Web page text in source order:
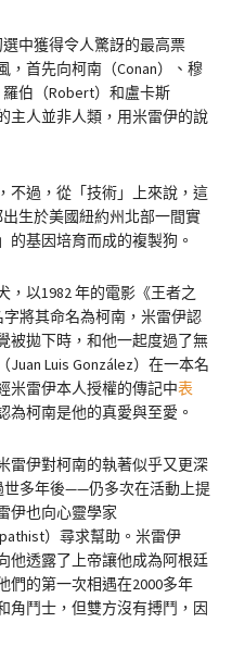
中獲得令人驚訝的最高票
，首先向柯南（Conan）、穆
伯（Robert）和盧卡斯
主人並非人類，用米雷伊的說
不過，從「技術」上來說，這
生於美國紐約州北部一間實
的基因培育而成的複製狗。
，以1982 年的電影《王者之
字將其命名為柯南，米雷伊認
被拋下時，和他一起度過了無
Luis González）在一本名
米雷伊本人授權的傳記中表
為柯南是他的真愛與至愛。
雷伊對柯南的執著似乎又更深
多年後——仍多次在活動上提
伊也向心靈學家
）尋求幫助。米雷伊
他透露了上帝讓他成為阿根廷
們的第一次相遇在2000多年
角鬥士，但雙方沒有搏鬥，因